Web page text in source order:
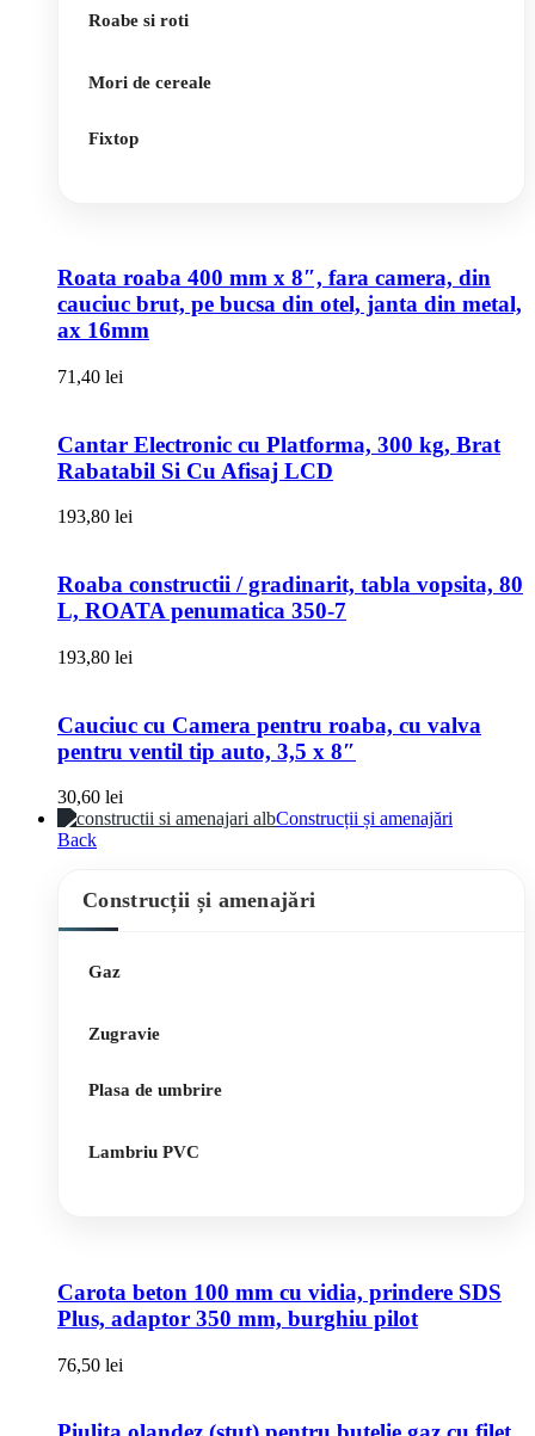
Roabe si roti
Mori de cereale
Fixtop
Roata roaba 400 mm x 8″, fara camera, din
cauciuc brut, pe bucsa din otel, janta din metal,
ax 16mm
71,40 lei
Cantar Electronic cu Platforma, 300 kg, Brat
Rabatabil Si Cu Afisaj LCD
193,80 lei
Roaba constructii / gradinarit, tabla vopsita, 80
L, ROATA penumatica 350-7
193,80 lei
Cauciuc cu Camera pentru roaba, cu valva
pentru ventil tip auto, 3,5 x 8″
30,60 lei
Construcții și amenajări
Back
Construcții și amenajări
Gaz
Zugravie
Plasa de umbrire
Lambriu PVC
Carota beton 100 mm cu vidia, prindere SDS
Plus, adaptor 350 mm, burghiu pilot
76,50 lei